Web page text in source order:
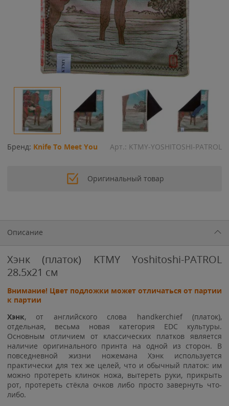
Бренд: Knife To Meet You Арт.: KTMY-YOSHITOSHI-PATROL
Оригинальный товар
Описание
Хэнк (платок) KTMY Yoshitoshi-PATROL
28.5x21 см
Внимание! Цвет подложки может отличаться от партии
к партии
Хэнк, от английского слова handkerchief (платок),
отдельная, весьма новая категория EDC культуры.
Основным отличием от классических платков является
наличие оригинального принта на одной из сторон. В
повседневной жизни ножемана Хэнк используется
практически для тех же целей, что и обычный платок: им
можно протереть клинок ножа, вытереть руки, прикрыть
рот, протереть стёкла очков либо просто завернуть что-
либо.